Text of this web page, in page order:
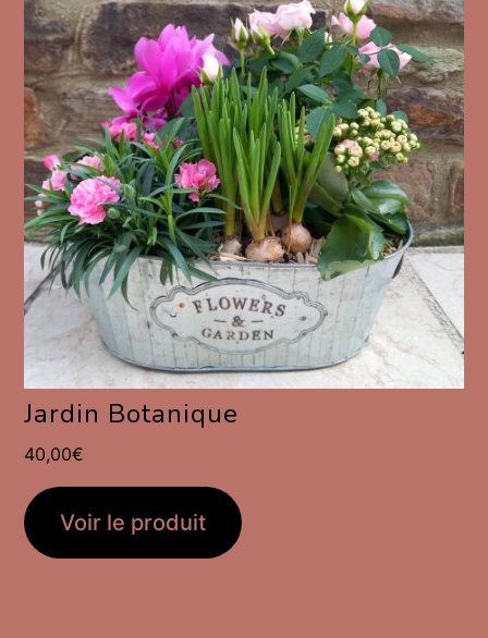
Jardin Botanique
40,00€
Voir le produit